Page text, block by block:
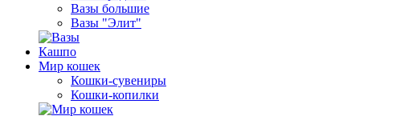
Вазы большие
Вазы "Элит"
Кашпо
Мир кошек
Кошки-сувениры
Кошки-копилки